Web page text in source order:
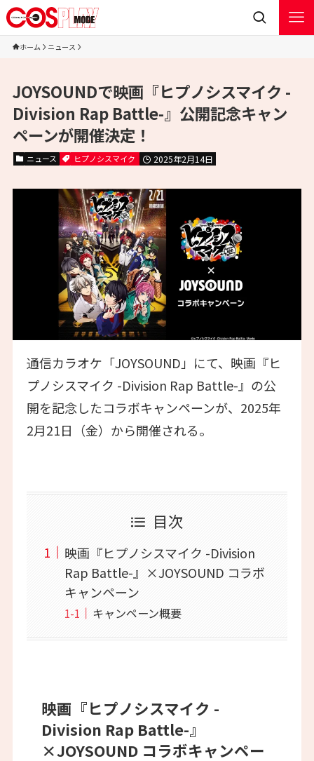
ホーム ニュース
JOYSOUNDで映画『ヒプノシスマイク -
Division Rap Battle-』公開記念キャン
ペーンが開催決定！
ニュース ヒプノシスマイク 2025年2月14日
通信カラオケ「JOYSOUND」にて、映画『ヒ
プノシスマイク -Division Rap Battle-』の公
開を記念したコラボキャンペーンが、2025年
2月21日（金）から開催される。
目次
映画『ヒプノシスマイク -Division
Rap Battle-』×JOYSOUND コラボ
キャンペーン
キャンペーン概要
映画『ヒプノシスマイク -
Division Rap Battle-』
×JOYSOUND コラボキャンペー